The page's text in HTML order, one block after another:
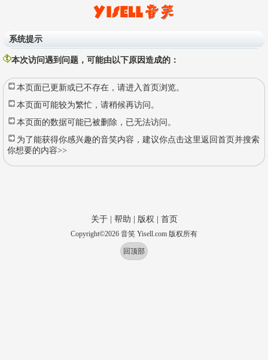
系统提示
本次访问遇到问题，可能由以下原因造成的：
本页面已更新或已不存在，请进入首页浏览。
本页面可能较为繁忙，请稍候再访问。
本页面的数据可能已被删除，已无法访问。
为了能获得你感兴趣的音笑内容，建议你点击这里返回首页并搜索
你想要的内容>>
关于| 帮助 版权 首页
Copyright©2026 音笑 Yisell.com 版权所有
回顶部